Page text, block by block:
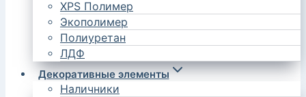
XPS Полимер
Экополимер
Полиуретан
ЛДФ
Декоративные элементы
Наличники